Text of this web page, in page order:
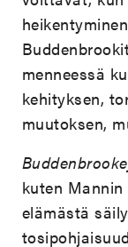
menneessä
kehityksen,
muutoksen,
kuten
elämästä